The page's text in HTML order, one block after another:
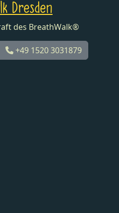
Dresden
des BreathWalk®
+49 1520 3031879